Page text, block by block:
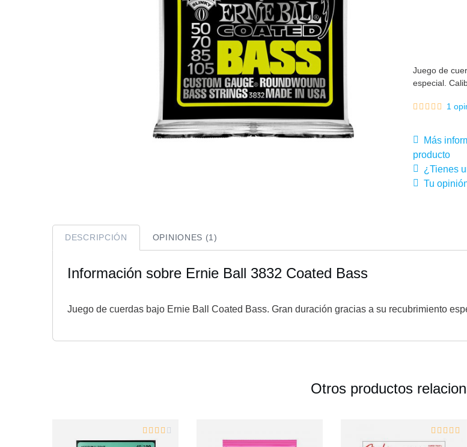
Juego de
especial.
1
Más
producto
¿Tienes
Tu
DESCRIPCIÓN OPINIONES (1)
Información sobre Ernie Ball 3832 Coated Bass
Juego de cuerdas bajo Ernie Ball Coated Bass. Gran duración gracias a su recubrimiento
Otros productos